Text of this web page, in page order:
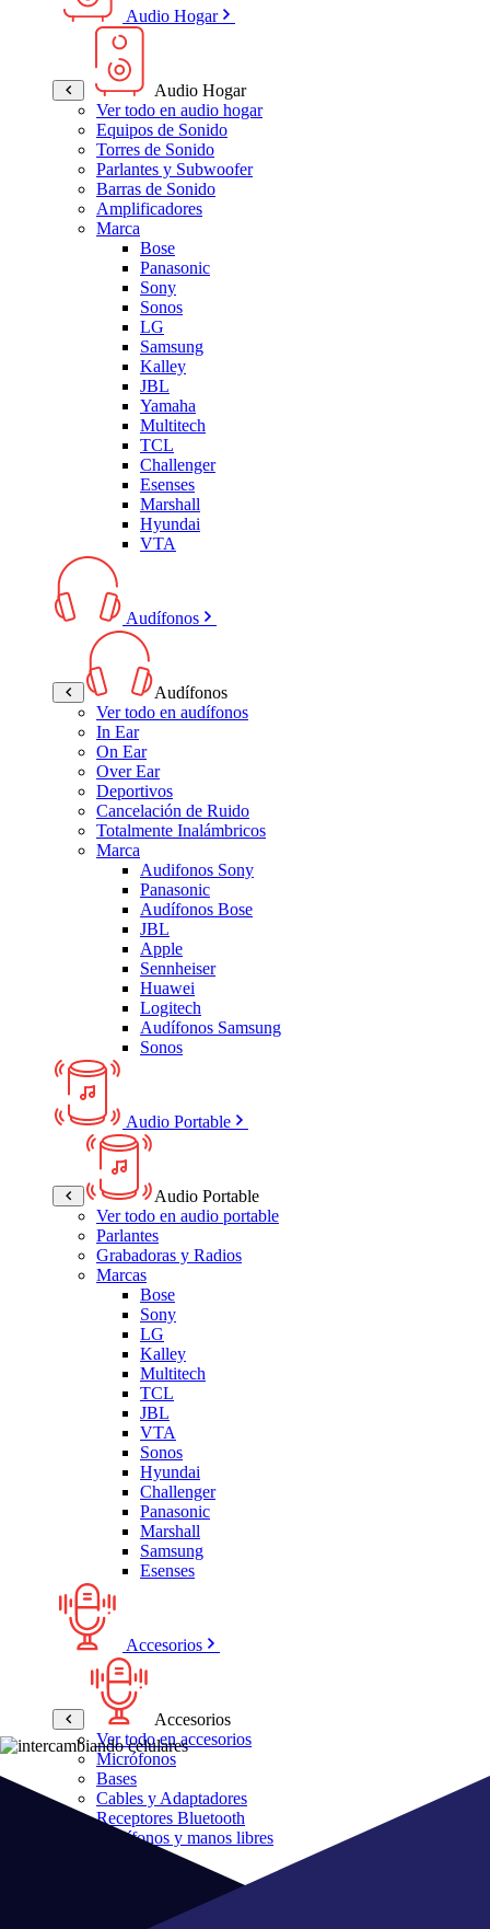
Audio Hogar
Audio Hogar
Ver todo en audio hogar
Equipos de Sonido
Torres de Sonido
Parlantes y Subwoofer
Barras de Sonido
Amplificadores
Marca
Bose
Panasonic
Sony
Sonos
LG
Samsung
Kalley
JBL
Yamaha
Multitech
TCL
Challenger
Esenses
Marshall
Hyundai
VTA
Audífonos
Audífonos
Ver todo en audífonos
In Ear
On Ear
Over Ear
Deportivos
Cancelación de Ruido
Totalmente Inalámbricos
Marca
Audifonos Sony
Panasonic
Audífonos Bose
JBL
Apple
Sennheiser
Huawei
Logitech
Audífonos Samsung
Sonos
Audio Portable
Audio Portable
Ver todo en audio portable
Parlantes
Grabadoras y Radios
Marcas
Bose
Sony
LG
Kalley
Multitech
TCL
JBL
VTA
Sonos
Hyundai
Challenger
Panasonic
Marshall
Samsung
Esenses
Accesorios
Accesorios
Ver todo en accesorios
Micrófonos
Bases
Cables y Adaptadores
Receptores Bluetooth
Audífonos y manos libres